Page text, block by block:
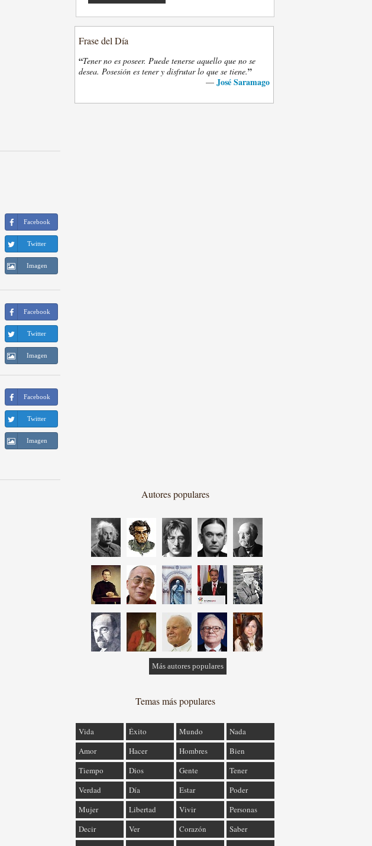
Facebook
Twitter
Imagen
Facebook
Twitter
Imagen
Facebook
Twitter
Imagen
Frase del Día
“Tener no es poseer. Puede tenerse aquello que no se
desea. Posesión es tener y disfrutar lo que se tiene.”
— José Saramago
Autores populares
Más autores populares
Temas más populares
Vida Éxito Mundo
Nada
Amor
Hacer Hombres
Bien
Tiempo
Dios Gente
Tener
Verdad
Día Estar
Poder
Mujer
Libertad Vivir
Personas
Decir
Ver Corazón
Saber